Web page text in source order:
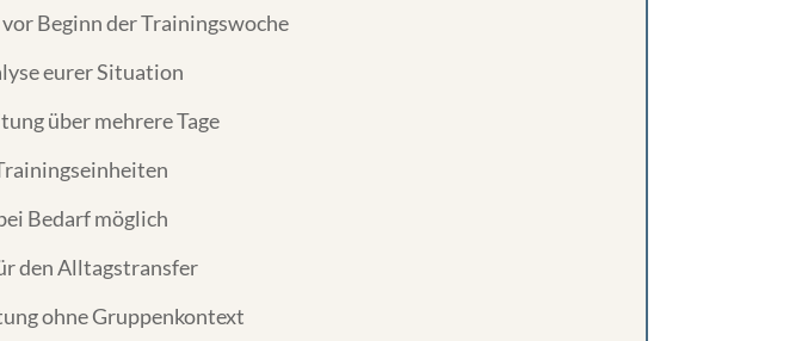
Beginn der Trainingswoche
eurer Situation
über mehrere Tage
Bedarf möglich
den Alltagstransfer
ohne Gruppenkontext